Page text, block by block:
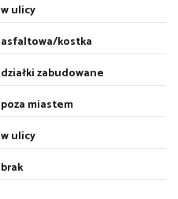
w ulicy
asfaltowa/kostka
działki zabudowane
poza miastem
w ulicy
brak